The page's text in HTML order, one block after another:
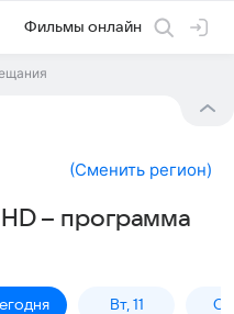
Фильмы онлайн
(Сменить регион)
– программа
Вт, 11